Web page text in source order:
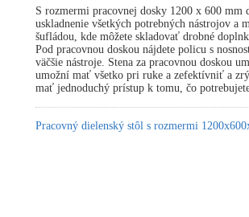
S rozmermi pracovnej dosky 1200 x 600 mm
uskladnenie všetkých potrebných nástrojov a
šufládou, kde môžete skladovať drobné
Pod pracovnou doskou nájdete policu s
väčšie nástroje. Stena za pracovnou doskou
umožní mať všetko pri ruke a zefektívniť a
mať jednoduchý prístup k tomu, čo
Pracovný dielenský stôl s rozmermi